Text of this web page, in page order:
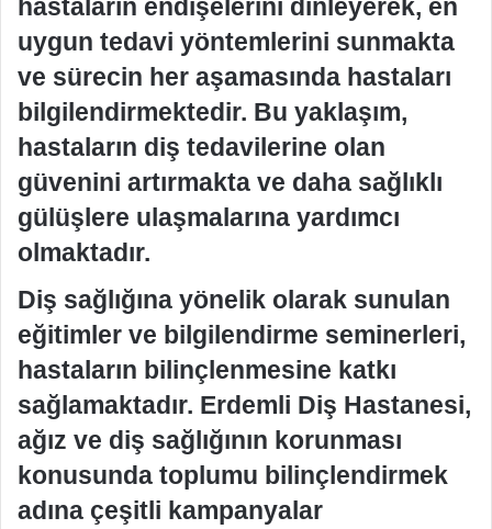
hastaların endişelerini dinleyerek, en
uygun tedavi yöntemlerini sunmakta
ve sürecin her aşamasında hastaları
bilgilendirmektedir. Bu yaklaşım,
hastaların diş tedavilerine olan
güvenini artırmakta ve daha sağlıklı
gülüşlere ulaşmalarına yardımcı
olmaktadır.
Diş sağlığına yönelik olarak sunulan
eğitimler ve bilgilendirme seminerleri,
hastaların bilinçlenmesine katkı
sağlamaktadır. Erdemli Diş Hastanesi,
ağız ve diş sağlığının korunması
konusunda toplumu bilinçlendirmek
adına çeşitli kampanyalar